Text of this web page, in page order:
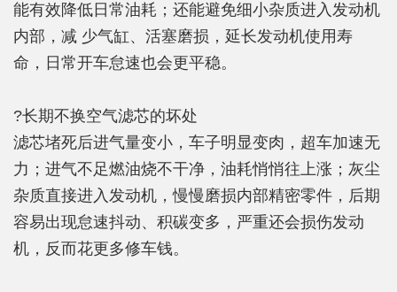
能有效降低日常油耗；还能避免细小杂质进入发动机
内部，减 少气缸、活塞磨损，延长发动机使用寿
命，日常开车怠速也会更平稳。
?长期不换空气滤芯的坏处
滤芯堵死后进气量变小，车子明显变肉，超车加速无
力；进气不足燃油烧不干净，油耗悄悄往上涨；灰尘
杂质直接进入发动机，慢慢磨损内部精密零件，后期
容易出现怠速抖动、积碳变多，严重还会损伤发动
机，反而花更多修车钱。